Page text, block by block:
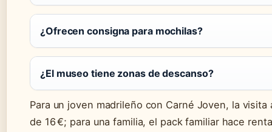
¿Ofrecen consigna para mochilas?
¿El museo tiene zonas de descanso?
Para un joven madrileño con Carné Joven, la
de 16 €; para una familia, el pack familiar hace